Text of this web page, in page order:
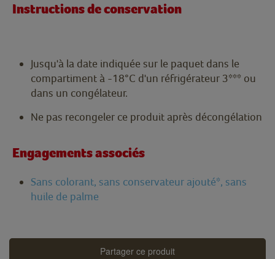
Instructions de conservation
Jusqu'à la date indiquée sur le paquet dans le
compartiment à -18°C d'un réfrigérateur 3*** ou
dans un congélateur.
Ne pas recongeler ce produit après décongélation
Engagements associés
Sans colorant, sans conservateur ajouté*, sans
huile de palme
Partager ce produit